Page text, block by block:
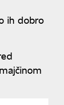
ih dobro